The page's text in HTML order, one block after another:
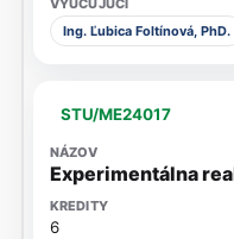
Ing. Ľubica Foltínová, PhD.
STU/ME24017
Experimentálna
6